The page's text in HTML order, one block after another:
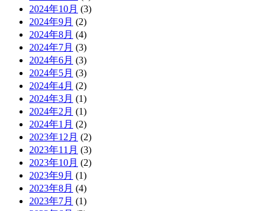
2024年10月 (3)
2024年9月 (2)
2024年8月 (4)
2024年7月 (3)
2024年6月 (3)
2024年5月 (3)
2024年4月 (2)
2024年3月 (1)
2024年2月 (1)
2024年1月 (2)
2023年12月 (2)
2023年11月 (3)
2023年10月 (2)
2023年9月 (1)
2023年8月 (4)
2023年7月 (1)